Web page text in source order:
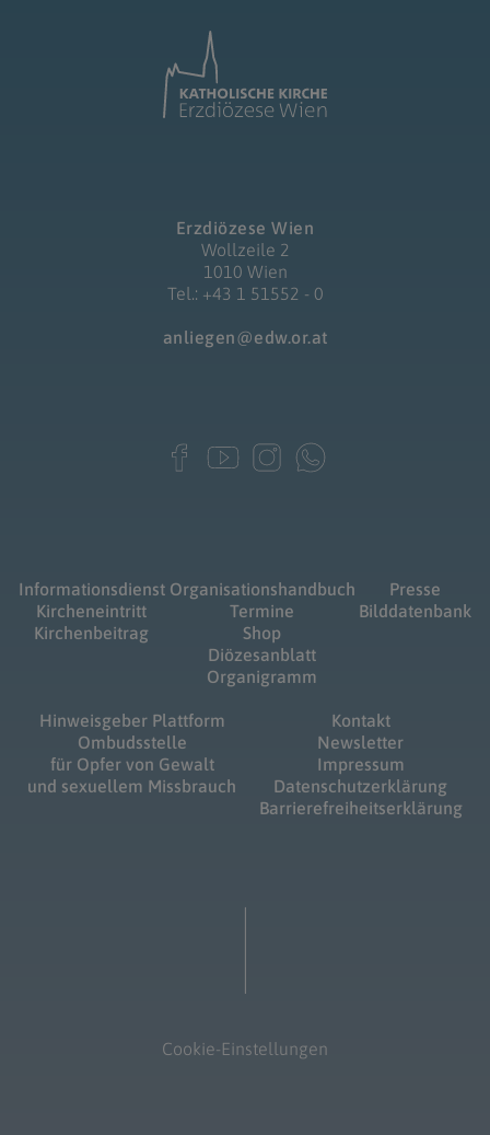
Erzdiözese Wien
Wollzeile 2
1010 Wien
Tel.: +43 1 51552 - 0
anliegen@edw.or.at
Informationsdienst
Kircheneintritt
Kirchenbeitrag
Organisationshandbuch
Termine
Shop
Diözesanblatt
Organigramm
Presse
Bilddatenbank
Hinweisgeber Plattform
Ombudsstelle
für Opfer von Gewalt
und sexuellem Missbrauch
Kontakt
Newsletter
Impressum
Datenschutzerklärung
Barrierefreiheitserklärung
Cookie-Einstellungen